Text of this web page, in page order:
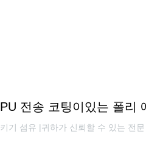
PU 전송 코팅이있는 폴리
키기 섬유 |귀하가 신뢰할 수 있는 전문